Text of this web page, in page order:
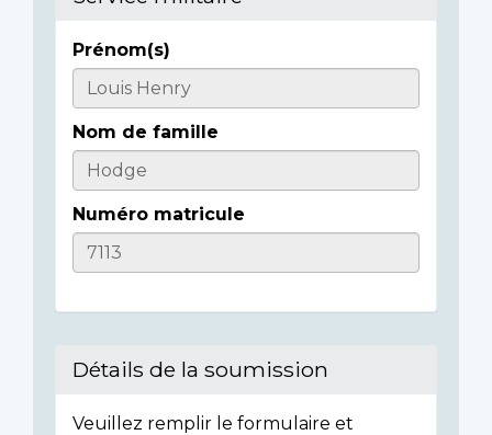
Casualty
Details
Prénom(s)
Nom de famille
Numéro matricule
Détails de la soumission
Veuillez remplir le formulaire et